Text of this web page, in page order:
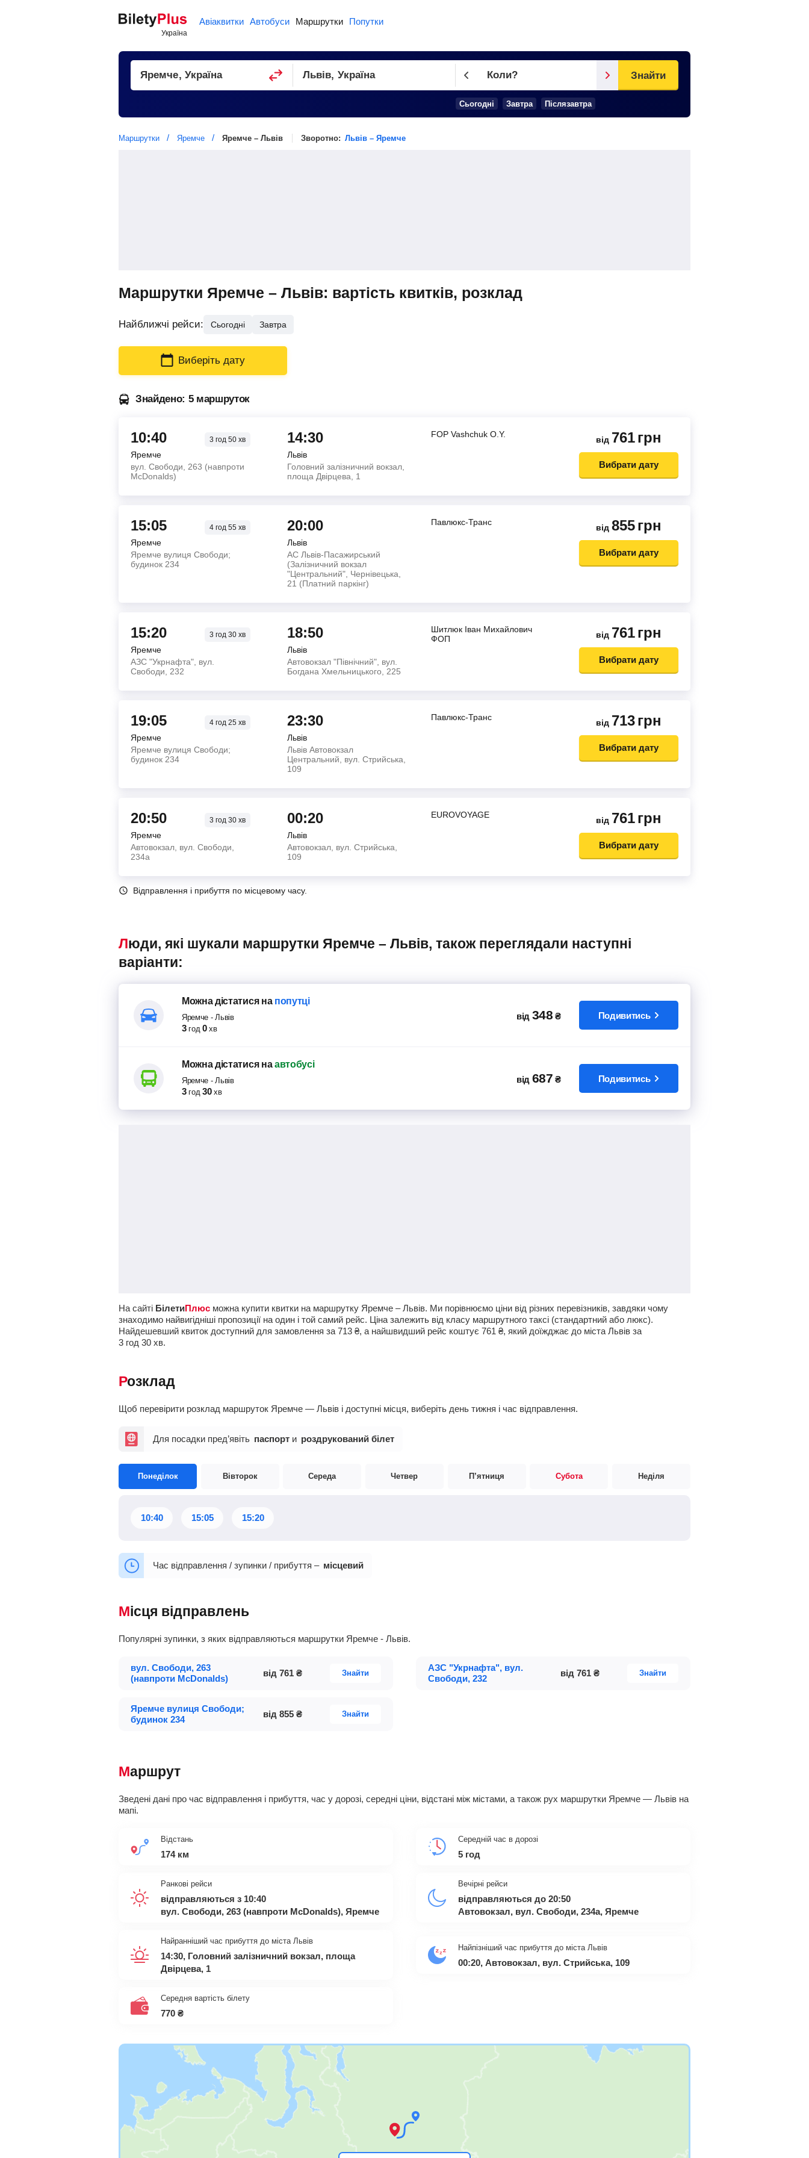
Авіаквитки Автобуси Маршрутки Попутки
Коли?
Cьогодні Завтра Післязавтра
Знайти
Маршрутки Яремче Яремче – Львів Зворотно: Львів – Яремче
Маршрутки Яремче – Львів: вартість квитків, розклад
Найближчі рейси: Сьогодні Завтра
Виберіть дату
Знайдено: 5 маршруток
10:40 3 год50 хв
Яремче
вул. Свободи, 263 (навпроти
McDonalds)
14:30
Львів
Головний залізничний вокзал,
площа Двірцева, 1
FOP Vashchuk O.Y.
від 761грн
Вибрати дату
15:05 4 год55 хв
Яремче
Яремче вулиця Свободи;
будинок 234
20:00
Львів
АС Львів-Пасажирський
(Залізничний вокзал
"Центральний", Чернівецька,
21 (Платний паркінг)
Павлюкс-Транс
від 855грн
Вибрати дату
15:20 3 год30 хв
Яремче
АЗС "Укрнафта", вул.
Свободи, 232
18:50
Львів
Автовокзал "Північний", вул.
Богдана Хмельницького, 225
Шитлюк Іван Михайлович
ФОП
від 761грн
Вибрати дату
19:05 4 год25 хв
Яремче
Яремче вулиця Свободи;
будинок 234
23:30
Львів
Львів Автовокзал
Центральний, вул. Стрийська,
109
Павлюкс-Транс
від 713грн
Вибрати дату
20:50 3 год30 хв
Яремче
Автовокзал, вул. Свободи,
234а
00:20
Львів
Автовокзал, вул. Стрийська,
109
EUROVOYAGE
від 761грн
Вибрати дату
Відправлення і прибуття по місцевому часу.
Люди, які шукали маршрутки Яремче – Львів, також переглядали наступні
варіанти:
Можна дістатисяна попутці
Яремче -Львів
3 год 0 хв
від 348 ₴ Подивитись
Можна дістатисяна автобусі
Яремче -Львів
3 год 30 хв
від 687 ₴ Подивитись
На сайті БілетиПлюс можна купити квитки на маршрутку Яремче – Львів. Ми порівнюємо ціни від різних перевізників, завдяки чому
знаходимо найвигідніші пропозиції на один і той самий рейс. Ціна залежить від класу маршрутного таксі (стандартний або люкс).
Найдешевший квиток доступний для замовлення за 713 ₴, а найшвидший рейс коштує 761 ₴, який доїжджає до міста Львів за
3 год 30 хв.
Розклад
Щоб перевірити розклад маршруток Яремче — Львів і доступні місця, виберіть день тижня і час відправлення.
Для посадки пред’явіть паспорт и роздрукований білет
Понеділок Вівторок Середа Четвер П’ятниця Субота Неділя
10:40 15:05 15:20
Час відправлення / зупинки / прибуття – місцевий
Місця відправлень
Популярні зупинки, з яких відправляються маршрутки Яремче - Львів.
вул. Свободи, 263
(навпроти McDonalds)
від 761 ₴ Знайти
Яремче вулиця Свободи;
будинок 234
від 855 ₴ Знайти
АЗС "Укрнафта", вул.
Свободи, 232
від 761 ₴ Знайти
Маршрут
Зведені дані про час відправлення і прибуття, час у дорозі, середні ціни, відстані між містами, а також рух маршрутки Яремче — Львів на
мапі.
Відстань
174 км
Середній час в дорозі
5 год
Ранкові рейси
відправляються з 10:40
вул. Свободи, 263 (навпроти McDonalds), Яремче
Вечірні рейси
відправляються до 20:50
Автовокзал, вул. Свободи, 234а, Яремче
Найранніший час прибуття до міста Львів
14:30, Головний залізничний вокзал, площа
Двірцева, 1
Найпізніший час прибуття до міста Львів
00:20, Автовокзал, вул. Стрийська, 109
Середня вартість білету
770 ₴